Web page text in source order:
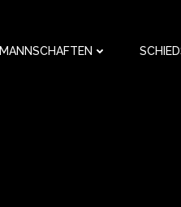
MANNSCHAFTEN